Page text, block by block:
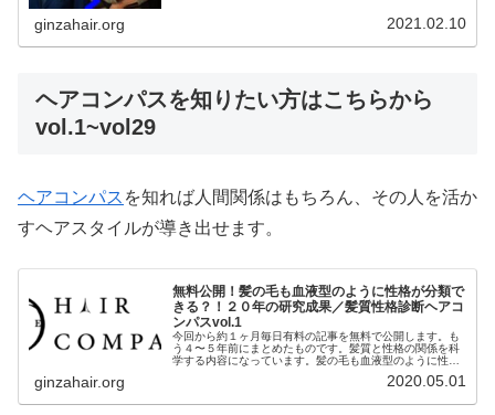
ginzahair.org 2021.02.10
ヘアコンパスを知りたい方はこちらから
vol.1~vol29
ヘアコンパス を知れば人間関係はもちろん、その人を活か
すヘアスタイルが導き出せます。
無料公開！髪の毛も血液型のように性格が分類で
きる？！２０年の研究成果／髪質性格診断ヘアコ
ンパスvol.1
今回から約１ヶ月毎日有料の記事を無料で公開します。も
う４〜５年前にまとめたものです。髪質と性格の関係を科
学する内容になっています。髪の毛も血液型のように性格
ginzahair.org 2020.05.01